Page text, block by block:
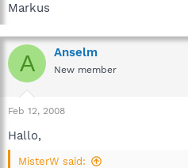
Markus
A Anselm
New member
Feb 12, 2008
Hallo,
MisterW said: